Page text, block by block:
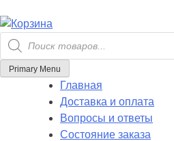
Поиск
товаров
Primary Menu
Главная
Доставка и оплата
Вопросы и ответы
Состояние заказа